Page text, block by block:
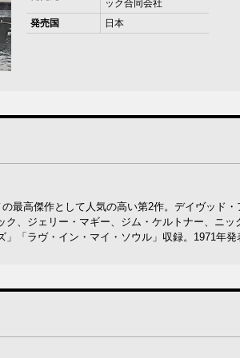
ック合同会社
発売国
日本
最高傑作として人気の高い第2作。デイヴッド
、ジェリー・マギー、ジム・ケルトナー、ニ
「ラヴ・イン・マイ・ソウル」収録。1971年発